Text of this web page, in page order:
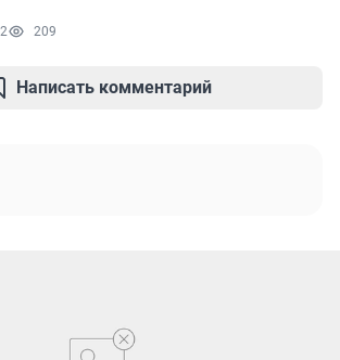
209
Написать комментарий